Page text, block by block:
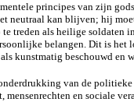
principes van zijn
neutraal kan blijven; hij
treden als heilige soldaten
belangen. Dit is
kunstmatig beschouwd en
van de
mensenrechten en sociale